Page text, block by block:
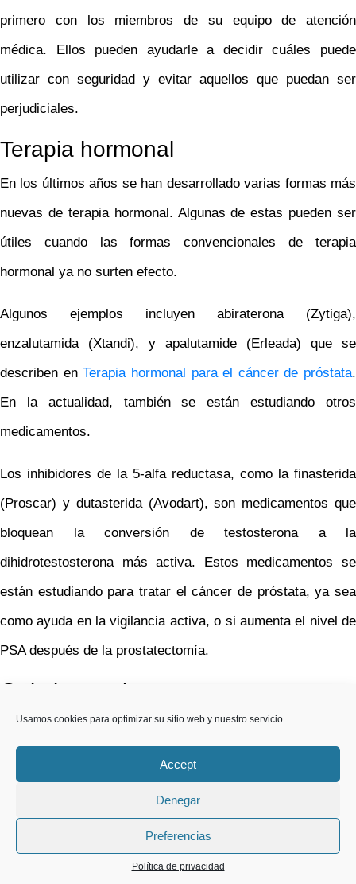
Usamos cookies para optimizar su sitio web y nuestro servicio.
Accept
Denegar
Preferencias
Política de privacidad
primero con los miembros de su equipo de atención
médica. Ellos pueden ayudarle a decidir cuáles puede
utilizar con seguridad y evitar aquellos que puedan ser
perjudiciales.
Terapia hormonal
En los últimos años se han desarrollado varias formas más
nuevas de terapia hormonal. Algunas de estas pueden ser
útiles cuando las formas convencionales de terapia
hormonal ya no surten efecto.
Algunos ejemplos incluyen abiraterona (Zytiga),
enzalutamida (Xtandi), y apalutamide (Erleada) que se
describen enTerapia hormonal para el cáncer de próstata.
En la actualidad, también se están estudiando otros
medicamentos.
Los inhibidores de la 5-alfa reductasa, como la finasterida
(Proscar) y dutasterida (Avodart), son medicamentos que
bloquean la conversión de testosterona a la
dihidrotestosterona más activa. Estos medicamentos se
están estudiando para tratar el cáncer de próstata, ya sea
como ayuda en la vigilancia activa, o si aumenta el nivel de
PSA después de la prostatectomía.
Quimioterapia
Los estudios realizados recientemente indican que muchos
de próstata. Algunos de ellos, como docetaxel (Taxotere) y
hombres a vivir por más tiempo.